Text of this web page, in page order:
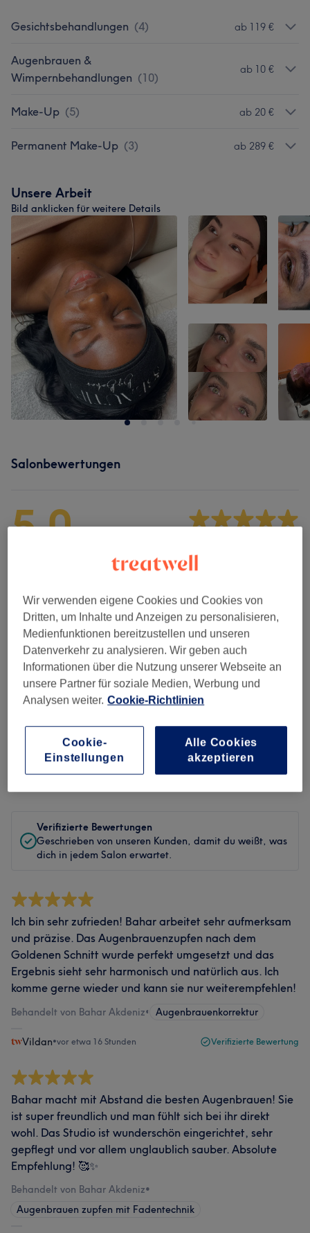
Gesichtsbehandlungen (4) ab 119 €
Augenbrauen &
Wimpernbehandlungen (10)
ab 10 €
Make-Up (5) ab 20 €
Permanent Make-Up (3) ab 289 €
Unsere Arbeit
Bild anklicken für weitere Details
Salonbewertungen
5,0
Sauberkeit
Service
Bewertungen filtern
Behandlung Alle Bewertungen
Verifizierte Bewertungen
Geschrieben von unseren Kunden, damit du weißt, was
dich in jedem Salon erwartet.
Ich bin sehr zufrieden! Bahar arbeitet sehr aufmerksam
und präzise. Das Augenbrauenzupfen nach dem
Goldenen Schnitt wurde perfekt umgesetzt und das
Ergebnis sieht sehr harmonisch und natürlich aus. Ich
komme gerne wieder und kann sie nur weiterempfehlen!
Behandelt von Bahar Akdeniz• Augenbrauenkorrektur
Vildan•vor etwa 16 Stunden Verifizierte Bewertung
Bahar macht mit Abstand die besten Augenbrauen! Sie
ist super freundlich und man fühlt sich bei ihr direkt
wohl. Das Studio ist wunderschön eingerichtet, sehr
gepflegt und vor allem unglaublich sauber. Absolute
Empfehlung! 🥰✨
Behandelt von Bahar Akdeniz•
Augenbrauen zupfen mit Fadentechnik
Wir verwenden eigene Cookies und Cookies von
Dritten, um Inhalte und Anzeigen zu personalisieren,
Medienfunktionen bereitzustellen und unseren
Datenverkehr zu analysieren. Wir geben auch
Informationen über die Nutzung unserer Webseite an
unsere Partner für soziale Medien, Werbung und
Analysen weiter. Cookie-Richtlinien
Cookie-
Einstellungen
Alle Cookies
akzeptieren